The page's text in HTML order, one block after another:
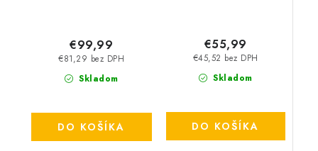
Skladom
€81,29 bez DPH
€99,99
DO KOŠÍKA
Skladom
€45,52 bez DPH
€55,99
DO KOŠÍKA